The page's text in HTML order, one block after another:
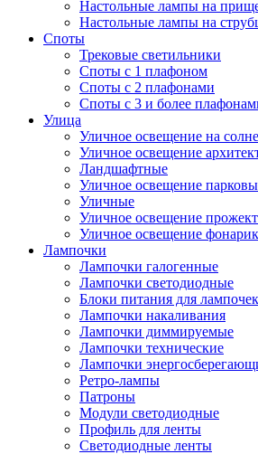
Настольные лампы на
Настольные лампы на
Споты
Трековые светильники
Споты с 1 плафоном
Споты с 2 плафонами
Споты с 3 и более
Улица
Уличное освещение на
Уличное освещение
Ландшафтные
Уличное освещение
Уличные
Уличное освещение
Уличное освещение
Лампочки
Лампочки галогенные
Лампочки светодиодные
Блоки питания для лампочек
Лампочки накаливания
Лампочки диммируемые
Лампочки технические
Лампочки
Ретро-лампы
Патроны
Модули светодиодные
Профиль для ленты
Светодиодные ленты